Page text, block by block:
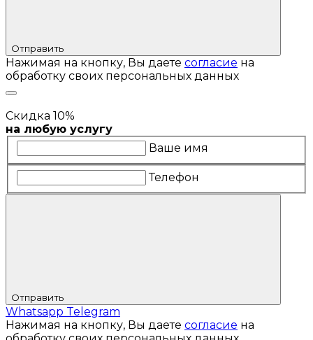
Отправить
Нажимая на кнопку, Вы даете согласие на
обработку своих персональных данных
Скидка 10%
на любую услугу
Ваше имя
Телефон
Отправить
Whatsapp Telegram
Нажимая на кнопку, Вы даете согласие на